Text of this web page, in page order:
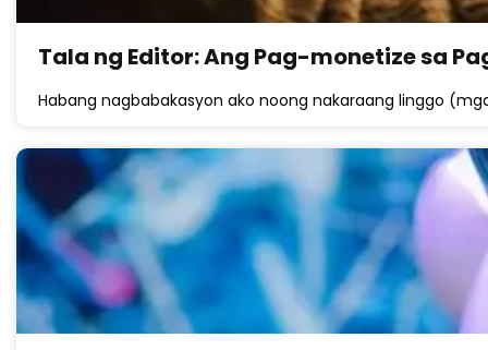
Tala ng Editor: Ang Pag-monetize sa
Habang nagbabakasyon ako noong nakaraang linggo